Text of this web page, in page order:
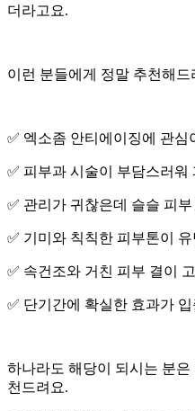
더라고요.
이런 분들에게 정말 추천해드
✅️ 엑소좀 안티에이징에 관심
✅️ 피부과 시술이 부담스러
✅️ 관리가 귀찮은데 슬슬 피
✅️ 기미와 칙칙한 피부톤이
✅️ 속건조와 거친 피부 결이
✅️ 단기간에 확실한 효과가
하나라도 해당이 되시는 분
천드려요.